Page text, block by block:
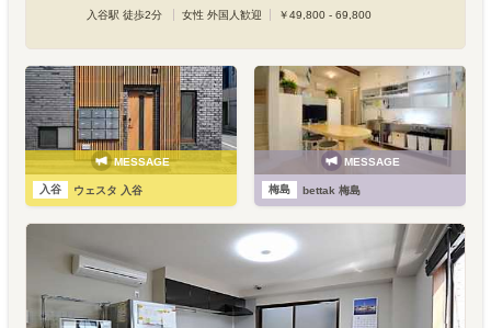
入谷駅 徒歩2分
女性 外国人歓迎 ￥49,800 - 69,800
MESSAGE
入谷 ウェスタ 入谷
MESSAGE
梅島 bettak 梅島